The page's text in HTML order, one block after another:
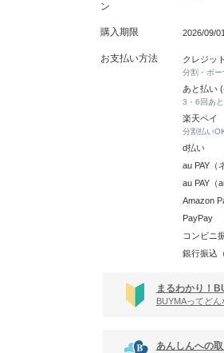
ン
購入期限 2026/09/
お支払い方法 クレジッ
分割・ボー
あと払い
3・6回あ
楽天ペイ
分割払い
d払い
au PAY（
au PAY（
Amazon
PayPay
コンビニ
銀行振込
まるわかり！
BUYMAってど
あんしんへの